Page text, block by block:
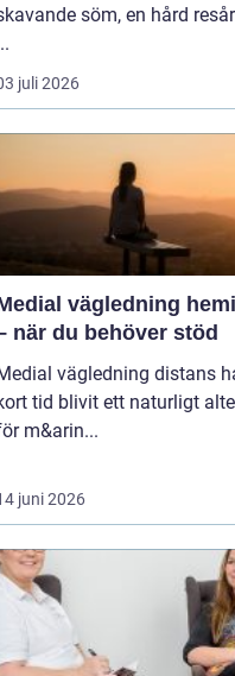
söm, en hård
juli 2026
vägledning
när du behöver stöd
vägledning distans
tid blivit ett naturligt
m&arin...
juni 2026